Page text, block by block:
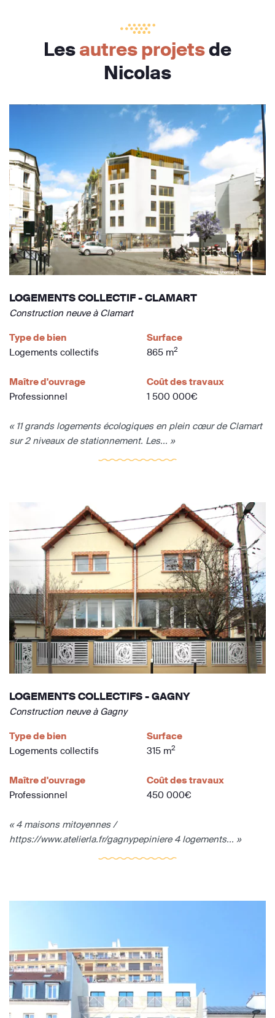
Lesautres projetsde
Nicolas
LOGEMENTS COLLECTIF - CLAMART
Construction neuve à Clamart
Type de bien
Logements collectifs
Surface
865 m2
Maître d'ouvrage
Professionnel
Coût des travaux
1 500 000€
« 11 grands logements écologiques en plein cœur de Clamart
sur 2 niveaux de stationnement. Les... »
LOGEMENTS COLLECTIFS - GAGNY
Construction neuve à Gagny
Type de bien
Logements collectifs
Surface
315 m2
Maître d'ouvrage
Professionnel
Coût des travaux
450 000€
« 4 maisons mitoyennes /
https://www.atelierla.fr/gagnypepiniere 4 logements... »